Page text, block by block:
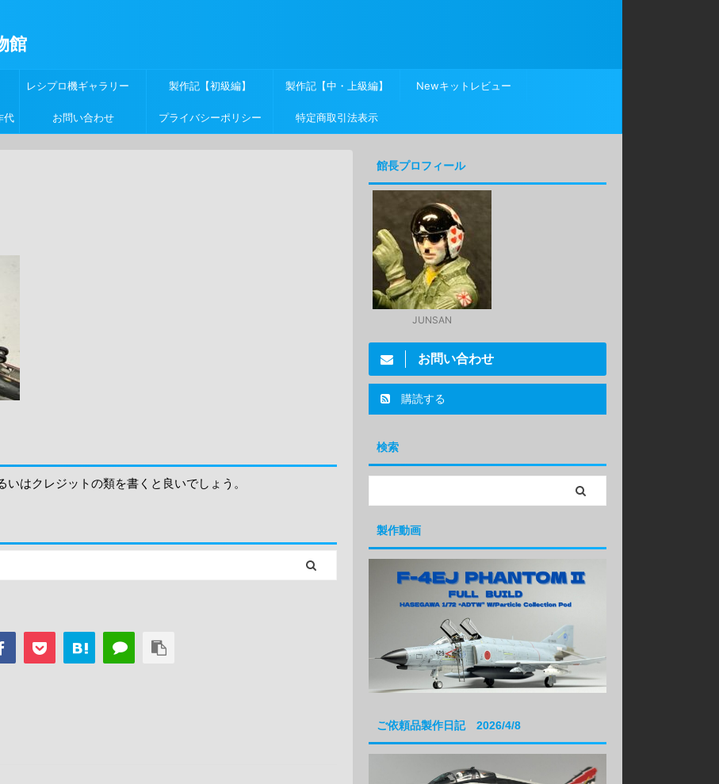
館
レシプロ機ギャラリー 製作記【初級編】 製作記【中・上級編】 Newキットレビュー
代 お問い合わせ プライバシーポリシー 特定商取引法表示
はクレジットの類を書くと良いでしょう。
館長プロフィール
JUNSAN
お問い合わせ
購読する
検索
製作動画
ご依頼品製作日記 2026/4/8